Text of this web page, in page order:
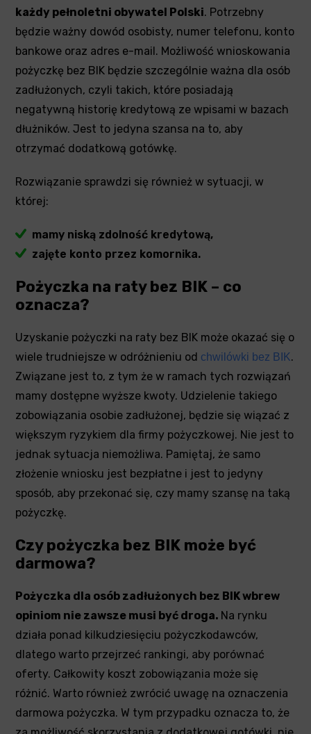
każdy pełnoletni obywatel Polski. Potrzebny
będzie ważny dowód osobisty, numer telefonu, konto
bankowe oraz adres e-mail. Możliwość wnioskowania
pożyczkę bez BIK będzie szczególnie ważna dla osób
zadłużonych, czyli takich, które posiadają
negatywną historię kredytową ze wpisami w bazach
dłużników. Jest to jedyna szansa na to, aby
otrzymać dodatkową gotówkę.
Rozwiązanie sprawdzi się również w sytuacji, w
której:
mamy niską zdolność kredytową,
zajęte konto przez komornika.
Pożyczka na raty bez BIK – co
oznacza?
Uzyskanie pożyczki na raty bez BIK może okazać się o
wiele trudniejsze w odróżnieniu od chwilówki bez BIK.
Związane jest to, z tym że w ramach tych rozwiązań
mamy dostępne wyższe kwoty. Udzielenie takiego
zobowiązania osobie zadłużonej, będzie się wiązać z
większym ryzykiem dla firmy pożyczkowej. Nie jest to
jednak sytuacja niemożliwa. Pamiętaj, że samo
złożenie wniosku jest bezpłatne i jest to jedyny
sposób, aby przekonać się, czy mamy szansę na taką
pożyczkę.
Czy pożyczka bez BIK może być
darmowa?
Pożyczka dla osób zadłużonych bez BIK wbrew
opiniom nie zawsze musi być droga. Na rynku
działa ponad kilkudziesięciu pożyczkodawców,
dlatego warto przejrzeć rankingi, aby porównać
oferty. Całkowity koszt zobowiązania może się
różnić. Warto również zwrócić uwagę na oznaczenia
darmowa pożyczka. W tym przypadku oznacza to, że